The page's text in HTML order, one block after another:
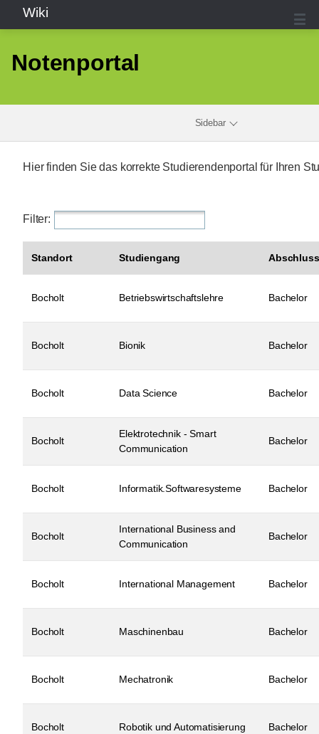
Wiki
Notenportal
Sidebar
Hier finden Sie das korrekte Studierendenportal für Ihren
Filter:
Standort Studiengang Abschluss
Bocholt Betriebswirtschaftslehre Bachelor
Bocholt Bionik Bachelor
Bocholt Data Science Bachelor
Bocholt
Elektrotechnik - Smart
Communication
Bachelor
Bocholt Informatik.Softwaresysteme Bachelor
Bocholt
International Business and
Communication
Bachelor
Bocholt International Management Bachelor
Bocholt Maschinenbau Bachelor
Bocholt Mechatronik Bachelor
Bocholt Robotik und Automatisierung Bachelor